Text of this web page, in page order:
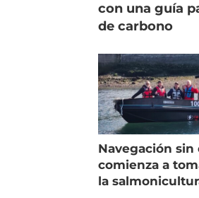
con una guía
de carbono
Navegación sin
comienza a
la